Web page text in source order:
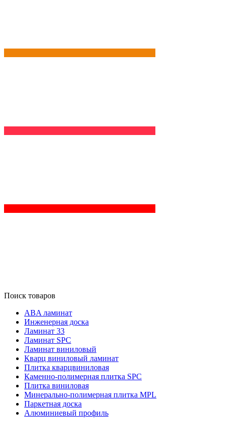
Поиск товаров
ABA ламинат
Инженерная доска
Ламинат 33
Ламинат SPC
Ламинат виниловый
Кварц виниловый ламинат
Плитка кварцвиниловая
Каменно-полимерная плитка SPC
Плитка виниловая
Минерально-полимерная плитка MPL
Паркетная доска
Алюминиевый профиль